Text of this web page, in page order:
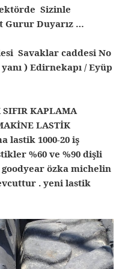
Sizinle
Gurur Duyarız …
Savaklar caddesi No
) Edirnekapı / Eyüp
KAPLAMA
LASTİK
lastik 1000-20 iş
%60 ve %90 dişli
özka michelin
. yeni lastik